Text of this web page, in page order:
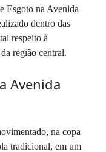
Esgoto na Avenida
dentro das
respeito à
região central.
Avenida
na copa
tradicional, em um